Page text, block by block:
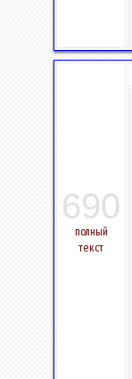
690
полный
текст